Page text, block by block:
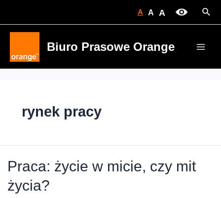
A A A
Biuro Prasowe Orange
rynek pracy
Praca: życie w micie, czy mit
życia?